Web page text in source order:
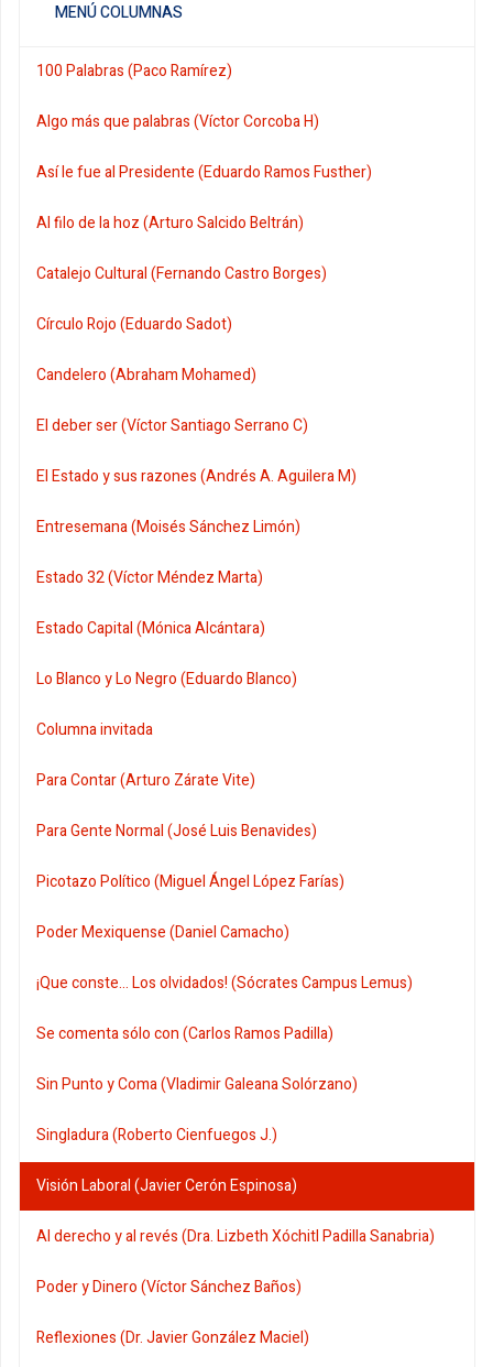
MENÚ COLUMNAS
100 Palabras (Paco Ramírez)
Algo más que palabras (Víctor Corcoba H)
Así le fue al Presidente (Eduardo Ramos Fusther)
Al filo de la hoz (Arturo Salcido Beltrán)
Catalejo Cultural (Fernando Castro Borges)
Círculo Rojo (Eduardo Sadot)
Candelero (Abraham Mohamed)
El deber ser (Víctor Santiago Serrano C)
El Estado y sus razones (Andrés A. Aguilera M)
Entresemana (Moisés Sánchez Limón)
Estado 32 (Víctor Méndez Marta)
Estado Capital (Mónica Alcántara)
Lo Blanco y Lo Negro (Eduardo Blanco)
Columna invitada
Para Contar (Arturo Zárate Vite)
Para Gente Normal (José Luis Benavides)
Picotazo Político (Miguel Ángel López Farías)
Poder Mexiquense (Daniel Camacho)
¡Que conste... Los olvidados! (Sócrates Campus Lemus)
Se comenta sólo con (Carlos Ramos Padilla)
Sin Punto y Coma (Vladimir Galeana Solórzano)
Singladura (Roberto Cienfuegos J.)
Visión Laboral (Javier Cerón Espinosa)
Al derecho y al revés (Dra. Lizbeth Xóchitl Padilla Sanabria)
Poder y Dinero (Víctor Sánchez Baños)
Reflexiones (Dr. Javier González Maciel)